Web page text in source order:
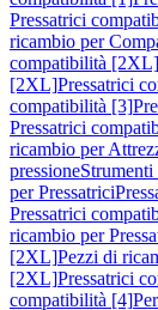
Pressatrici
ricambio per
compatibilità [2XL]
[2XL]Pressatrici
compatibilità [3]
Pressatrici
ricambio per
pressione
per Pressatrici
Pressatrici
ricambio per
[2XL]Pezzi di
[2XL]Pressatrici
compatibilità [4]